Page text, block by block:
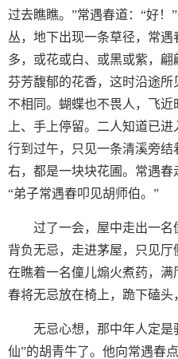
过去瞧瞧。”常遇春道：“好
丛，地下出现一条草径，常
多，或花或白、或黑或紫，
芬芳馥郁的花香，这时沿途
不相同。蝴蝶也不畏人，飞
上、手上停留。二人知道已
行到过午，只见一条清溪旁
右，都是一块块花圃。常遇春
“弟子常遇春叩见胡师伯。”
过了一会，屋中走出一名
背负无忌，走进茅屋，只见
在瞧着一名僮儿煽火煮药，
春将无忌放在椅上，跪下磕头
无忌心想，那中年人定是
仙”的胡青牛了。他向常遇春